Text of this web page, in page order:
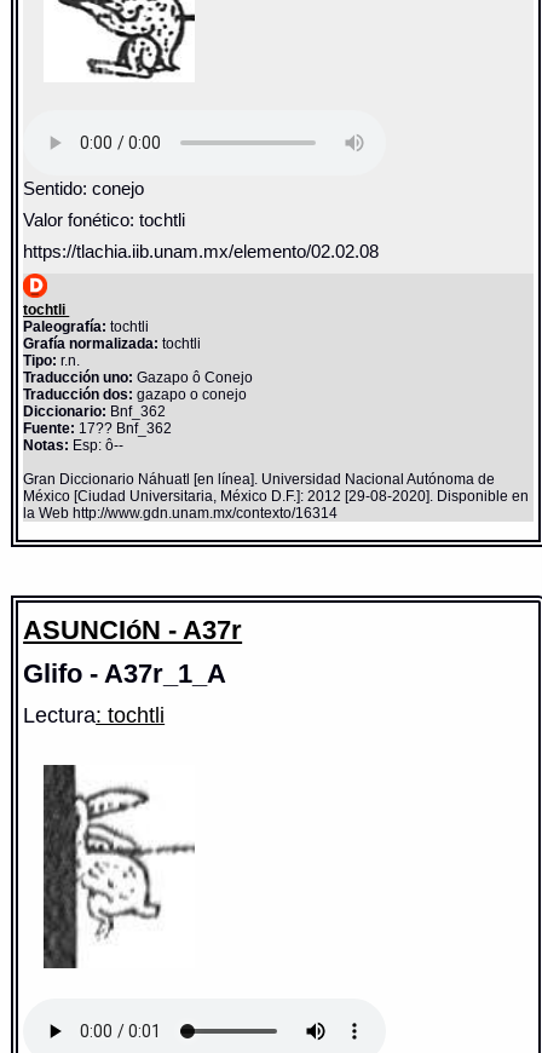
Sentido: conejo
Valor fonético: tochtli
https://tlachia.iib.unam.mx/elemento/02.02.08
tochtli
Paleografía: tochtli
Grafía normalizada: tochtli
Tipo: r.n.
Traducción uno: Gazapo ô Conejo
Traducción dos: gazapo o conejo
Diccionario: Bnf_362
Fuente: 17?? Bnf_362
Notas: Esp: ô--
Gran Diccionario Náhuatl [en línea]. Universidad Nacional Autónoma de
México [Ciudad Universitaria, México D.F.]: 2012 [29-08-2020]. Disponible en
la Web http://www.gdn.unam.mx/contexto/16314
ASUNCIóN - A37r
Glifo - A37r_1_A
Lectura: tochtli